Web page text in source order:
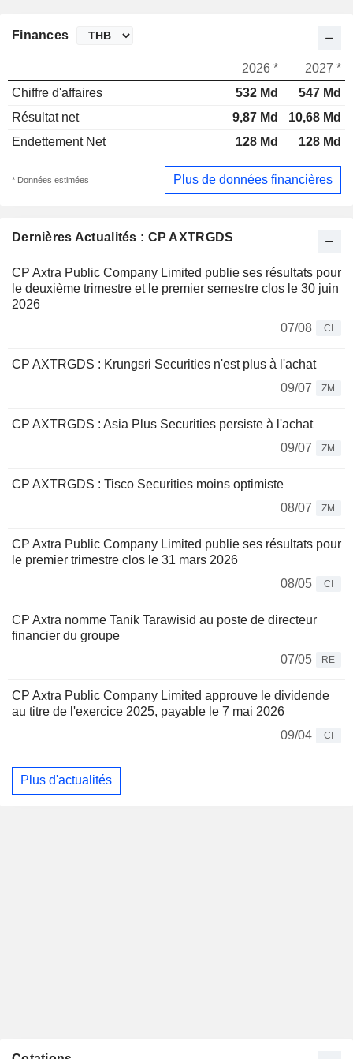
Dernières Actualités : CP AXTRGDS
CP Axtra Public Company Limited publie ses résultats pour
le deuxième trimestre et le premier semestre clos le 30 juin
2026
07/08
CI
CP AXTRGDS : Krungsri Securities n'est plus à l'achat
09/07
ZM
CP AXTRGDS : Asia Plus Securities persiste à l'achat
09/07
ZM
CP AXTRGDS : Tisco Securities moins optimiste
08/07
ZM
CP Axtra Public Company Limited publie ses résultats pour
le premier trimestre clos le 31 mars 2026
08/05
CI
CP Axtra nomme Tanik Tarawisid au poste de directeur
financier du groupe
07/05
RE
CP Axtra Public Company Limited approuve le dividende
au titre de l'exercice 2025, payable le 7 mai 2026
09/04
CI
Plus d'actualités
Finances
2026 *
2027 *
Chiffre d'affaires
532 Md
547 Md
Résultat net
9,87 Md
10,68 Md
Endettement Net
128 Md 128 Md
* Données estimées Plus de données financières